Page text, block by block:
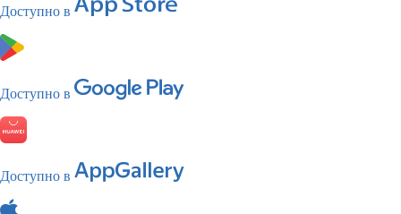
Доступно в
Доступно в
Доступно в